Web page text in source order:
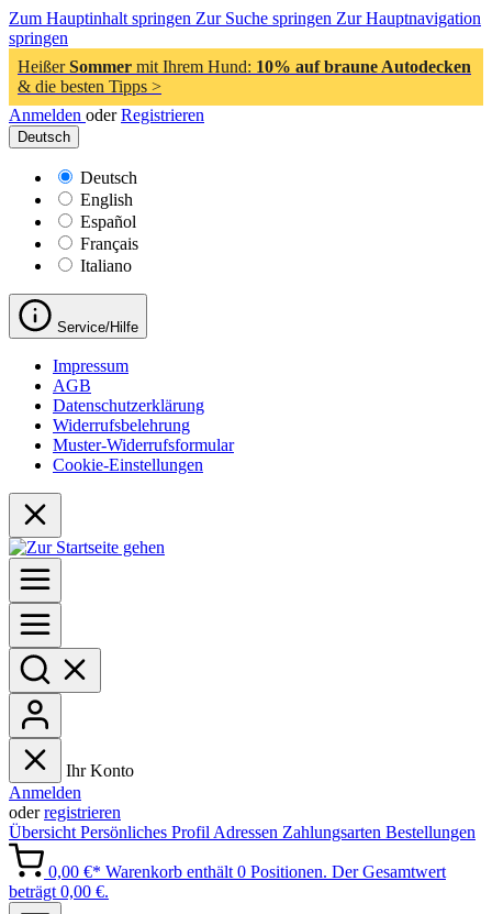
Zum Hauptinhalt springen Zur Suche springen Zur Hauptnavigation
springen
HeißerSommer mit Ihrem Hund: 10% auf braune Autodecken
& die besten Tipps >
Anmelden oder Registrieren
Deutsch
Deutsch
English
Español
Français
Italiano
Service/Hilfe
Impressum
AGB
Datenschutzerklärung
Widerrufsbelehrung
Muster-Widerrufsformular
Cookie-Einstellungen
Ihr Konto
Anmelden
oderregistrieren
Übersicht Persönliches Profil Adressen Zahlungsarten Bestellungen
0,00 €* Warenkorb enthält 0 Positionen. Der Gesamtwert
beträgt 0,00 €.